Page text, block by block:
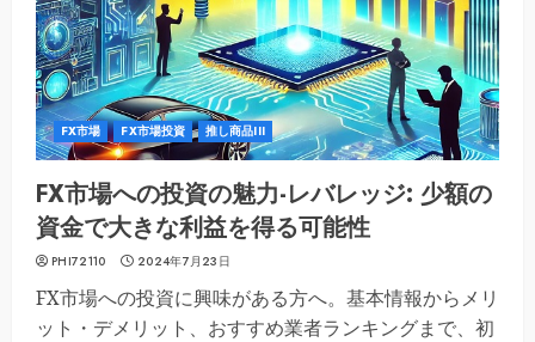
FX市場 FX市場投資 推し商品III
FX市場への投資の魅力-レバレッジ: 少額の
資金で大きな利益を得る可能性
PHI72110 2024年7月23日
FX市場への投資に興味がある方へ。基本情報からメリ
ット・デメリット、おすすめ業者ランキングまで、初